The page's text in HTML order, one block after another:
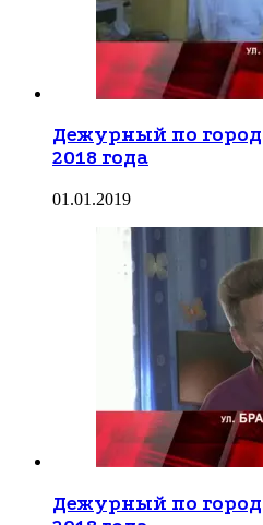
Дежурный по
2018 года
01.01.2019
Дежурный по